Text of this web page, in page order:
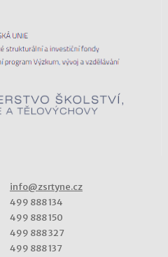
info@zsrtyne.cz
499 888 134
499 888 150
499 888 327
499 888 137